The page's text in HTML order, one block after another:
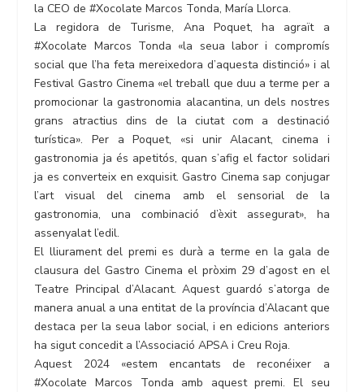
la CEO de #Xocolate Marcos Tonda, María Llorca.
La regidora de Turisme, Ana Poquet, ha agraït a
#Xocolate Marcos Tonda «la seua labor i compromís
social que l’ha feta mereixedora d’aquesta distinció» i al
Festival Gastro Cinema «el treball que duu a terme per a
promocionar la gastronomia alacantina, un dels nostres
grans atractius dins de la ciutat com a destinació
turística». Per a Poquet, «si unir Alacant, cinema i
gastronomia ja és apetitós, quan s’afig el factor solidari
ja es converteix en exquisit. Gastro Cinema sap conjugar
l’art visual del cinema amb el sensorial de la
gastronomia, una combinació d’èxit assegurat», ha
assenyalat l’edil.
El lliurament del premi es durà a terme en la gala de
clausura del Gastro Cinema el pròxim 29 d’agost en el
Teatre Principal d’Alacant. Aquest guardó s’atorga de
manera anual a una entitat de la província d’Alacant que
destaca per la seua labor social, i en edicions anteriors
ha sigut concedit a l’Associació APSA i Creu Roja.
Aquest 2024 «estem encantats de reconéixer a
#Xocolate Marcos Tonda amb aquest premi. El seu